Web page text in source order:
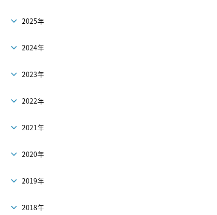
2025年
2024年
2023年
2022年
2021年
2020年
2019年
2018年